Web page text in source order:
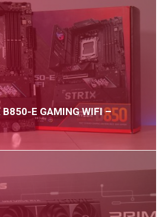
B850-E GAMING WIFI –